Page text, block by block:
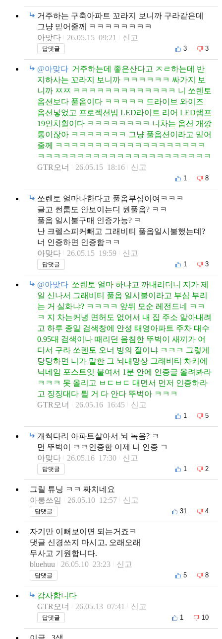
거주하는 구축아파트 꼬라지 보니까 구라같은데
그냥 믿어줄께 ㅋㅋㅋㅋㅋㅋㅋㅋ
아맞다
26.05.15 09:21 신고
답댓글 3 3
@아맞다 거주하는데 좋은산다고 ㅈㄹ하는데 반
지하사는 꼬라지 보니까 ㅋㅋㅋㅋㅋㅋ 싸가지 보
니까 ㅉㅉ ㅋㅋㅋㅋㅋㅋㅋㅋㅋㅋㅋㅋㅋ 니 쏘렌토
옵션보다 풀옵이다 ㅋㅋㅋㅋㅋ 드라이브 와이즈
옵션넣었고 프로젝션빔 LED라이트 리어 LED램프
19인치휠이다 ㅋㅋㅋㅋㅋㅋㅋㅋ 니차는 옵션 개깡
통이잖아 ㅋㅋㅋㅋㅋㅋㅋ 그냥 풀옵션이라고 밑어
줄께 ㅋㅋㅋㅋㅋㅋㅋㅋㅋㅋㅋㅋㅋㅋㅋㅋㅋㅋㅋ
ㅋㅋㅋㅋㅋㅋㅋㅋㅋㅋㅋㅋㅋㅋㅋㅋㅋㅋㅋㅋㅋㅋ
GTR오너
26.05.15 18:16 신고
1 8
쏘렌토 얼마나한다고 풀옵부심이여ㅋㅋㅋ
글고 썬룹도 안보이는디 뭔풀옵? ㅋㅋ
풀옵 일시불구매 인증가능? ㅋ
난 크렐스피커빼고 그래비티 풀옵일시불했는데?
너 인증하면 인증함ㅋㅋ
아맞다
26.05.15 19:59 신고
답댓글 1 3
@아맞다 쏘렌토 얼마 하냐고 까내리더니 지가 제
일 신나서 그래비티 풀옵 일시불이라고 부심 부리
는 거 실화냐? ㅋㅋㅋㅋ 앞뒤 모순 레전드네 ㅋㅋ
ㅋ 지 차는커녕 면허도 없어서 내 집 주소 알아내려
고 하루 종일 검색창에 안성 태영아파트 주차 대수
0.95대 검색이나 때리던 음침한 뚜벅이 새끼가 어
디서 구라 쏘렌토 오너 빙의 질이냐 ㅋㅋㅋ 그렇게
당당하면 니가 말한 그 뇌내망상 그래비티 차키에
닉네임 포스트잇 붙여서 1분 안에 인증글 올려봐라
ㅋㅋㅋ 못 올리고 ㅂㄷㅂㄷ 대면서 먼저 인증하라
고 징징대다 튈 거 다 안다 뚜벅아 ㅋㅋㅋ
GTR오너
26.05.16 16:45 신고
1 5
개썩다리 아파트살아서 뇌 녹음? ㅋ
먼 뚜벅이 ㅋㅋ인증함 이제 니 인증 ㄱ
아맞다
26.05.16 17:30 신고
답댓글 1 2
그릴 튜닝 ㅋㅋ 짜치네요
아롱쓰임
26.05.10 12:57 신고
답댓글 31 4
자기만 이뻐보이면 되는거죠ㅋ
댓글 신경쓰지 마시고, 오래오래
무사고 기원합니다.
bluehuu
26.05.10 23:23 신고
답댓글 5 8
감사합니다
GTR오너
26.05.13 07:41 신고
답댓글 1 10